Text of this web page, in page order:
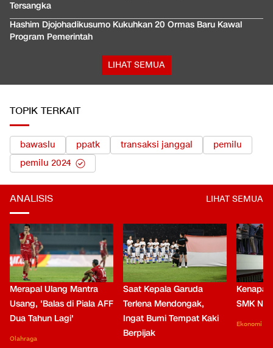
Tersangka
Hashim Djojohadikusumo Kukuhkan 20 Ormas Baru Kawal
Program Pemerintah
LIHAT SEMUA
TOPIK TERKAIT
bawaslu ppatk transaksi janggal
pemilu
pemilu 2024
ANALISIS LIHAT SEMUA
Merapal Ulang Mantra
Usang, 'Balas di Piala AFF
Dua Tahun Lagi'
Olahraga
Saat Kepala Garuda
Terlena Mendongak,
Ingat Bumi Tempat Kaki
Berpijak
Kenapa
SMK
Ekonomi